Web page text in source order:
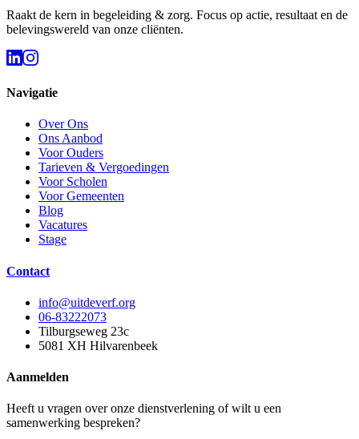
Raakt de kern in begeleiding & zorg. Focus op actie, resultaat en de
belevingswereld van onze cliënten.
Navigatie
Over Ons
Ons Aanbod
Voor Ouders
Tarieven & Vergoedingen
Voor Scholen
Voor Gemeenten
Blog
Vacatures
Stage
Contact
info@uitdeverf.org
06-83222073
Tilburgseweg 23c
5081 XH Hilvarenbeek
Aanmelden
Heeft u vragen over onze dienstverlening of wilt u een
samenwerking bespreken?